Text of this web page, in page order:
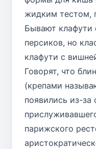
жидким тестом,
Бывают клафути
персиков, но
клафути с
Говорят, что
(крепами
появились из-за
парижского